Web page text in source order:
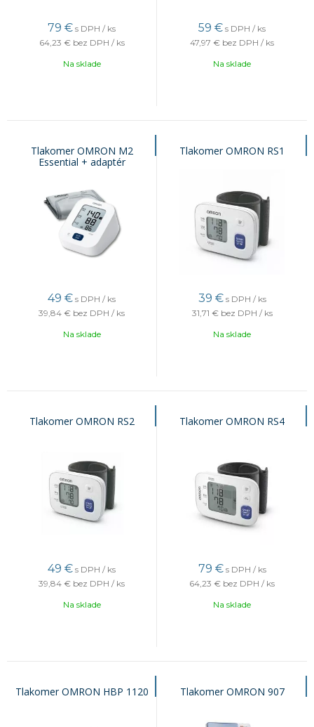
79 € s DPH / ks
64,23 € bez DPH / ks
Na sklade
59 € s DPH / ks
47,97 € bez DPH / ks
Na sklade
Tlakomer OMRON M2
Essential + adaptér
49 € s DPH / ks
39,84 € bez DPH / ks
Na sklade
Tlakomer OMRON RS1
39 € s DPH / ks
31,71 € bez DPH / ks
Na sklade
Tlakomer OMRON RS2
49 € s DPH / ks
39,84 € bez DPH / ks
Na sklade
Tlakomer OMRON RS4
79 € s DPH / ks
64,23 € bez DPH / ks
Na sklade
Tlakomer OMRON HBP 1120 Tlakomer OMRON 907